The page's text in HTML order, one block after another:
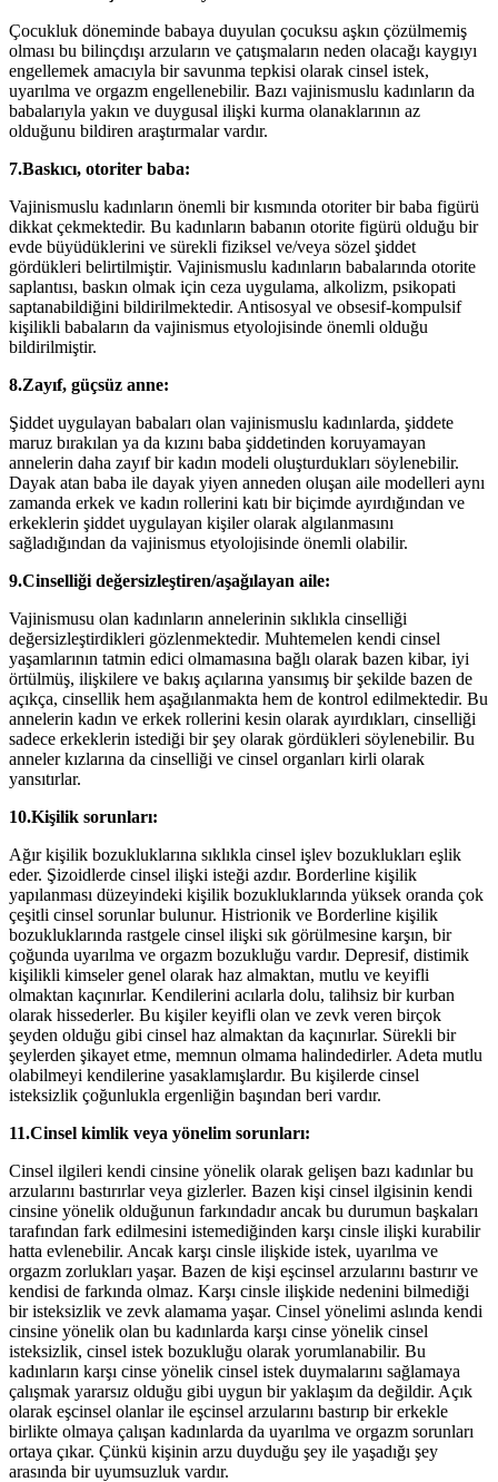
Çocukluk döneminde babaya duyulan çocuksu aşkın çözülmemiş
olması bu bilinçdışı arzuların ve çatışmaların neden olacağı kaygıyı
engellemek amacıyla bir savunma tepkisi olarak cinsel istek,
uyarılma ve orgazm engellenebilir. Bazı vajinismuslu kadınların da
babalarıyla yakın ve duygusal ilişki kurma olanaklarının az
olduğunu bildiren araştırmalar vardır.
7.Baskıcı, otoriter baba:
Vajinismuslu kadınların önemli bir kısmında otoriter bir baba figürü
dikkat çekmektedir. Bu kadınların babanın otorite figürü olduğu bir
evde büyüdüklerini ve sürekli fiziksel ve/veya sözel şiddet
gördükleri belirtilmiştir. Vajinismuslu kadınların babalarında otorite
saplantısı, baskın olmak için ceza uygulama, alkolizm, psikopati
saptanabildiğini bildirilmektedir. Antisosyal ve obsesif-kompulsif
kişilikli babaların da vajinismus etyolojisinde önemli olduğu
bildirilmiştir.
8.Zayıf, güçsüz anne:
Şiddet uygulayan babaları olan vajinismuslu kadınlarda, şiddete
maruz bırakılan ya da kızını baba şiddetinden koruyamayan
annelerin daha zayıf bir kadın modeli oluşturdukları söylenebilir.
Dayak atan baba ile dayak yiyen anneden oluşan aile modelleri aynı
zamanda erkek ve kadın rollerini katı bir biçimde ayırdığından ve
erkeklerin şiddet uygulayan kişiler olarak algılanmasını
sağladığından da vajinismus etyolojisinde önemli olabilir.
9.Cinselliği değersizleştiren/aşağılayan aile:
Vajinismusu olan kadınların annelerinin sıklıkla cinselliği
değersizleştirdikleri gözlenmektedir. Muhtemelen kendi cinsel
yaşamlarının tatmin edici olmamasına bağlı olarak bazen kibar, iyi
örtülmüş, ilişkilere ve bakış açılarına yansımış bir şekilde bazen de
açıkça, cinsellik hem aşağılanmakta hem de kontrol edilmektedir. Bu
annelerin kadın ve erkek rollerini kesin olarak ayırdıkları, cinselliği
sadece erkeklerin istediği bir şey olarak gördükleri söylenebilir. Bu
anneler kızlarına da cinselliği ve cinsel organları kirli olarak
yansıtırlar.
10.Kişilik sorunları:
Ağır kişilik bozukluklarına sıklıkla cinsel işlev bozuklukları eşlik
eder. Şizoidlerde cinsel ilişki isteği azdır. Borderline kişilik
yapılanması düzeyindeki kişilik bozukluklarında yüksek oranda çok
çeşitli cinsel sorunlar bulunur. Histrionik ve Borderline kişilik
bozukluklarında rastgele cinsel ilişki sık görülmesine karşın, bir
çoğunda uyarılma ve orgazm bozukluğu vardır. Depresif, distimik
kişilikli kimseler genel olarak haz almaktan, mutlu ve keyifli
olmaktan kaçınırlar. Kendilerini acılarla dolu, talihsiz bir kurban
olarak hissederler. Bu kişiler keyifli olan ve zevk veren birçok
şeyden olduğu gibi cinsel haz almaktan da kaçınırlar. Sürekli bir
şeylerden şikayet etme, memnun olmama halindedirler. Adeta mutlu
olabilmeyi kendilerine yasaklamışlardır. Bu kişilerde cinsel
isteksizlik çoğunlukla ergenliğin başından beri vardır.
11.Cinsel kimlik veya yönelim sorunları:
Cinsel ilgileri kendi cinsine yönelik olarak gelişen bazı kadınlar bu
arzularını bastırırlar veya gizlerler. Bazen kişi cinsel ilgisinin kendi
cinsine yönelik olduğunun farkındadır ancak bu durumun başkaları
tarafından fark edilmesini istemediğinden karşı cinsle ilişki kurabilir
hatta evlenebilir. Ancak karşı cinsle ilişkide istek, uyarılma ve
orgazm zorlukları yaşar. Bazen de kişi eşcinsel arzularını bastırır ve
kendisi de farkında olmaz. Karşı cinsle ilişkide nedenini bilmediği
bir isteksizlik ve zevk alamama yaşar. Cinsel yönelimi aslında kendi
cinsine yönelik olan bu kadınlarda karşı cinse yönelik cinsel
isteksizlik, cinsel istek bozukluğu olarak yorumlanabilir. Bu
kadınların karşı cinse yönelik cinsel istek duymalarını sağlamaya
çalışmak yararsız olduğu gibi uygun bir yaklaşım da değildir. Açık
olarak eşcinsel olanlar ile eşcinsel arzularını bastırıp bir erkekle
birlikte olmaya çalışan kadınlarda da uyarılma ve orgazm sorunları
ortaya çıkar. Çünkü kişinin arzu duyduğu şey ile yaşadığı şey
arasında bir uyumsuzluk vardır.